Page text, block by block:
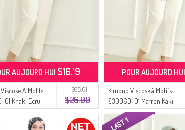
$65.61
$26.99
A Motifs
01 Khaki Ecru
AUJOURD HUI$16.19
Kimono Viscose à Motifs
83006D-01 Marron Kaki
POUR AUJOURD HUI